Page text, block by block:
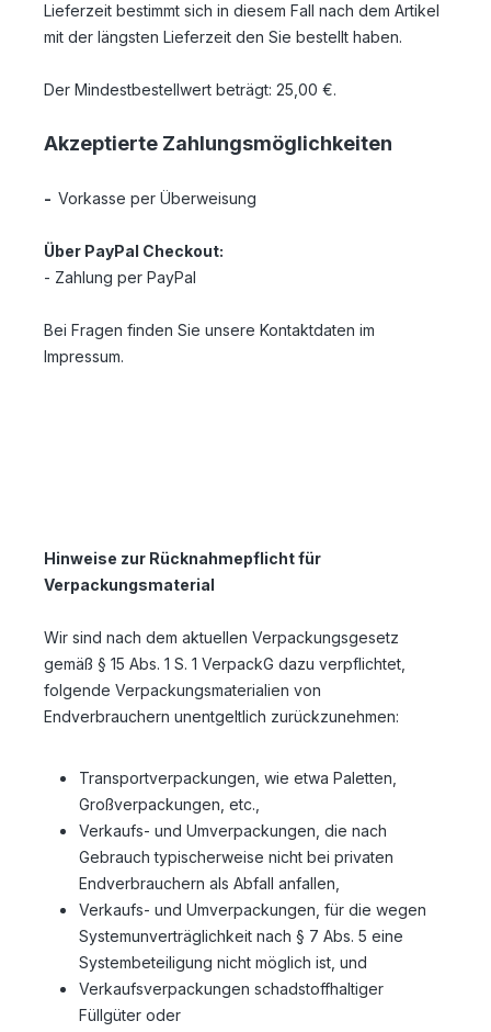
Lieferzeit bestimmt sich in diesem Fall nach dem Artikel
mit der längsten Lieferzeit den Sie bestellt haben.
Der Mindestbestellwert beträgt: 25,00 €.
Akzeptierte Zahlungsmöglichkeiten
- Vorkasse per Überweisung
Über PayPal Checkout:
- Zahlung per PayPal
Bei Fragen finden Sie unsere Kontaktdaten im
Impressum.
Hinweise zur Rücknahmepflicht für
Verpackungsmaterial
Wir sind nach dem aktuellen Verpackungsgesetz
gemäß § 15 Abs. 1 S. 1 VerpackG dazu verpflichtet,
folgende Verpackungsmaterialien von
Endverbrauchern unentgeltlich zurückzunehmen:
Transportverpackungen, wie etwa Paletten,
Großverpackungen, etc.,
Verkaufs- und Umverpackungen, die nach
Gebrauch typischerweise nicht bei privaten
Endverbrauchern als Abfall anfallen,
Verkaufs- und Umverpackungen, für die wegen
Systemunverträglichkeit nach § 7 Abs. 5 eine
Systembeteiligung nicht möglich ist, und
Verkaufsverpackungen schadstoffhaltiger
Füllgüter oder